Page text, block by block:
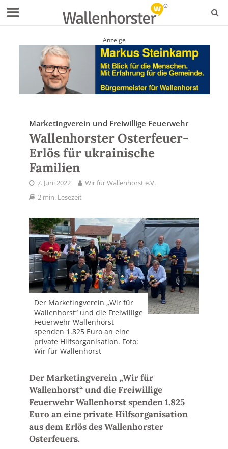
Anzeige
Marketingverein und Freiwillige Feuerwehr
Wallenhorster Osterfeuer-
Erlös für ukrainische
Familien
7. Juni 2022
Wir für Wallenhorst e.V.
2 min. Lesezeit
Der Marketingverein „Wir für
Wallenhorst“ und die Freiwillige
Feuerwehr Wallenhorst
spenden 1.825 Euro an eine
private Hilfsorganisation. Foto:
Wir für Wallenhorst
Der Marketingverein „Wir für
Wallenhorst“ und die Freiwillige
Feuerwehr Wallenhorst spenden 1.825
Euro an eine private Hilfsorganisation
aus dem Erlös des Wallenhorster
Osterfeuers.